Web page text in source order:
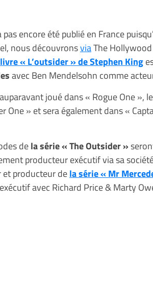
pas encore été publié en France
nous découvronsviaThe
livre « L’outsider » de Stephen King
avec Ben Mendelsohn comme
joué dans « Rogue One »,
One » et sera également dans «
dela série « The Outsider »
producteur exécutif via sa
et producteur dela série « Mr
avec Richard Price & Marty